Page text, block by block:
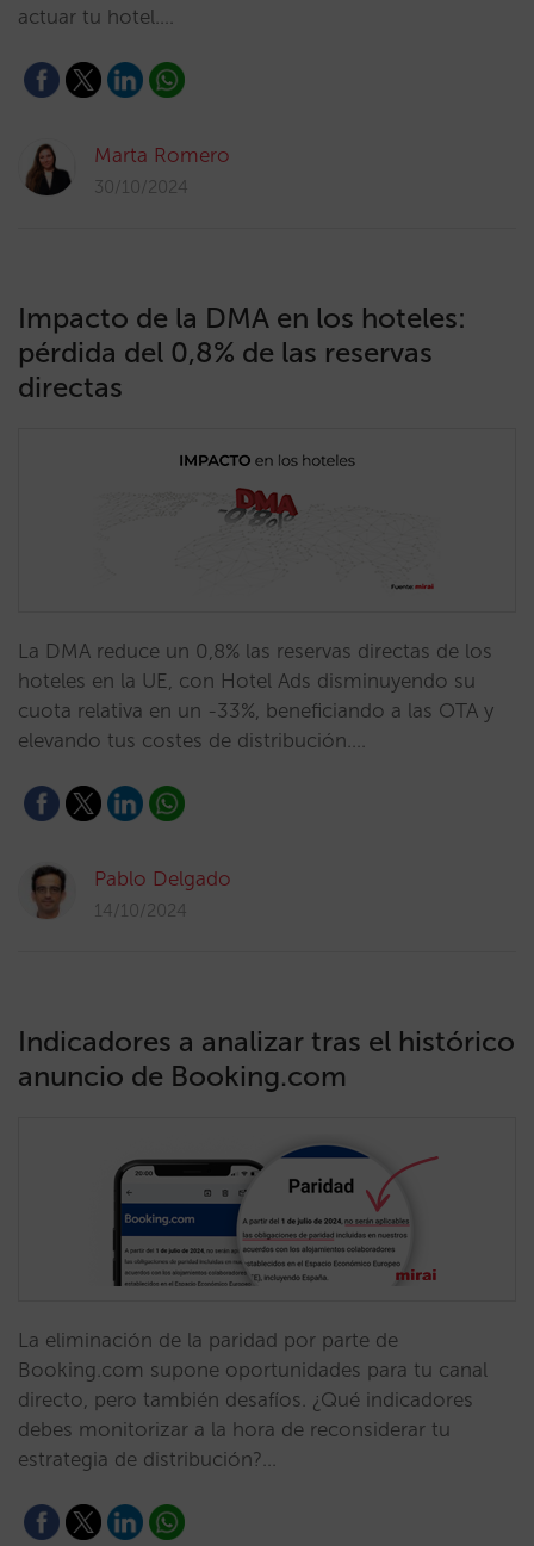
actuar tu hotel.…
Marta Romero
30/10/2024
Impacto de la DMA en los hoteles:
pérdida del 0,8% de las reservas
directas
La DMA reduce un 0,8% las reservas directas de los
hoteles en la UE, con Hotel Ads disminuyendo su
cuota relativa en un -33%, beneficiando a las OTA y
elevando tus costes de distribución.…
Pablo Delgado
14/10/2024
Indicadores a analizar tras el histórico
anuncio de Booking.com
La eliminación de la paridad por parte de
Booking.com supone oportunidades para tu canal
directo, pero también desafíos. ¿Qué indicadores
debes monitorizar a la hora de reconsiderar tu
estrategia de distribución?…